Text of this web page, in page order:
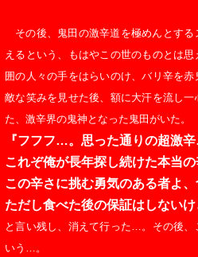
その後、鬼田の激辛道を極めんとす
えるという、もはやこの世のものとは
囲の人々の手をはらいのけ、バリ辛を
敵な笑みを見せた後、額に大汗を流し
た、激辛界の鬼神となった鬼田がいた。
『フフフ…。思った通りの超激
これぞ俺が長年探し続けた本当
この辛さに挑む勇気のある者よ
ただし食べた後の保証はしない
と言い残し、消えて行った…。その後
いう…。